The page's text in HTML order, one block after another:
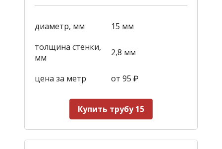
диаметр, мм
15 мм
толщина стенки,
мм
2,8 мм
цена за метр от 95 ₽
Купить трубу 15